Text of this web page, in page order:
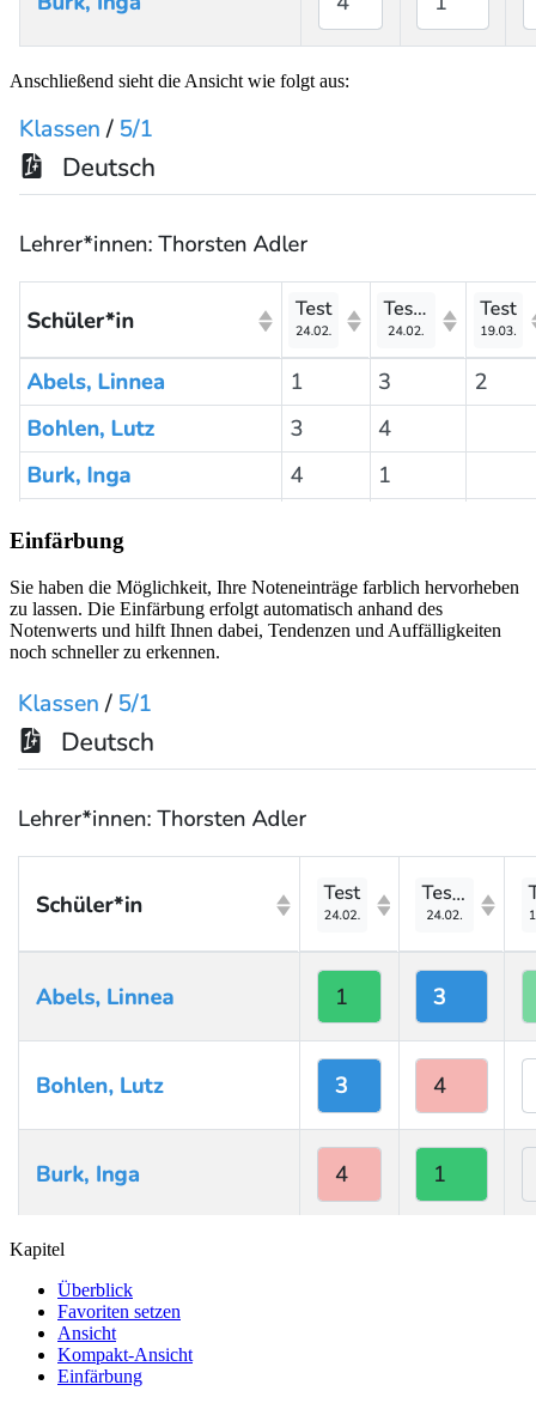
Anschließend sieht die Ansicht wie folgt aus:
Einfärbung
Sie haben die Möglichkeit, Ihre Noteneinträge farblich hervorheben
zu lassen. Die Einfärbung erfolgt automatisch anhand des
Notenwerts und hilft Ihnen dabei, Tendenzen und Auffälligkeiten
noch schneller zu erkennen.
Kapitel
Überblick
Favoriten setzen
Ansicht
Kompakt-Ansicht
Einfärbung